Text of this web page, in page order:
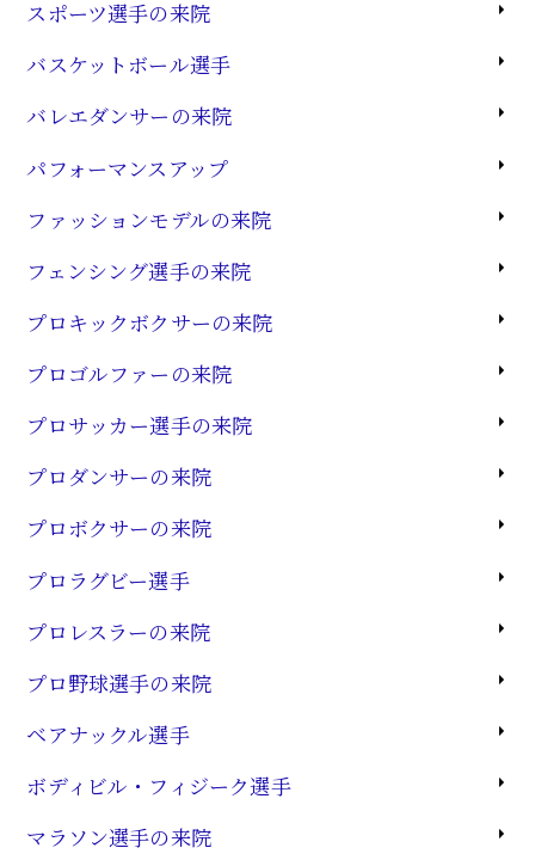
スポーツ選手の来院
バスケットボール選手
バレエダンサーの来院
パフォーマンスアップ
ファッションモデルの来院
フェンシング選手の来院
プロキックボクサーの来院
プロゴルファーの来院
プロサッカー選手の来院
プロダンサーの来院
プロボクサーの来院
プロラグビー選手
プロレスラーの来院
プロ野球選手の来院
ベアナックル選手
ボディビル・フィジーク選手
マラソン選手の来院